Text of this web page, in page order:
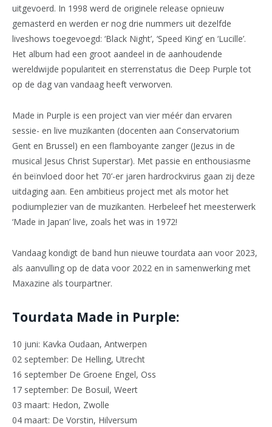
uitgevoerd. In 1998 werd de originele release opnieuw
gemasterd en werden er nog drie nummers uit dezelfde
liveshows toegevoegd: ‘Black Night’, ‘Speed King’ en ‘Lucille’.
Het album had een groot aandeel in de aanhoudende
wereldwijde populariteit en sterrenstatus die Deep Purple tot
op de dag van vandaag heeft verworven.
Made in Purple is een project van vier méér dan ervaren
sessie- en live muzikanten (docenten aan Conservatorium
Gent en Brussel) en een flamboyante zanger (Jezus in de
musical Jesus Christ Superstar). Met passie en enthousiasme
én beïnvloed door het 70’-er jaren hardrockvirus gaan zij deze
uitdaging aan. Een ambitieus project met als motor het
podiumplezier van de muzikanten. Herbeleef het meesterwerk
‘Made in Japan’ live, zoals het was in 1972!
Vandaag kondigt de band hun nieuwe tourdata aan voor 2023,
als aanvulling op de data voor 2022 en in samenwerking met
Maxazine als tourpartner.
Tourdata Made in Purple:
10 juni: Kavka Oudaan, Antwerpen
02 september: De Helling, Utrecht
16 september De Groene Engel, Oss
17 september: De Bosuil, Weert
03 maart: Hedon, Zwolle
04 maart: De Vorstin, Hilversum